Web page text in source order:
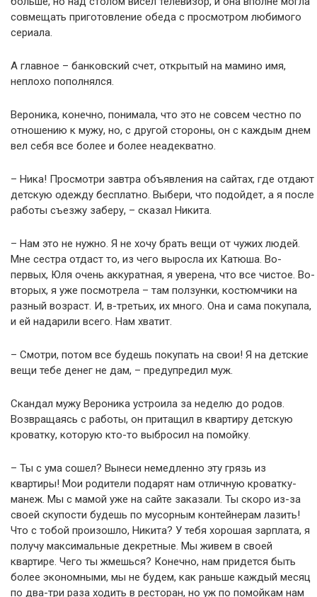
совмещать приготовление обеда с просмотром любимого
сериала.
А главное – банковский счет, открытый на мамино имя,
неплохо пополнялся.
Вероника, конечно, понимала, что это не совсем честно по
отношению к мужу, но, с другой стороны, он с каждым днем
вел себя все более и более неадекватно.
– Ника! Просмотри завтра объявления на сайтах, где отдают
детскую одежду бесплатно. Выбери, что подойдет, а я после
работы съезжу заберу, – сказал Никита.
– Нам это не нужно. Я не хочу брать вещи от чужих людей.
Мне сестра отдаст то, из чего выросла их Катюша. Во-
первых, Юля очень аккуратная, я уверена, что все чистое. Во-
вторых, я уже посмотрела – там ползунки, костюмчики на
разный возраст. И, в-третьих, их много. Она и сама покупала,
и ей надарили всего. Нам хватит.
– Смотри, потом все будешь покупать на свои! Я на детские
вещи тебе денег не дам, – предупредил муж.
Скандал мужу Вероника устроила за неделю до родов.
Возвращаясь с работы, он притащил в квартиру детскую
кроватку, которую кто-то выбросил на помойку.
– Ты с ума сошел? Вынеси немедленно эту грязь из
квартиры! Мои родители подарят нам отличную кроватку-
манеж. Мы с мамой уже на сайте заказали. Ты скоро из-за
своей скупости будешь по мусорным контейнерам лазить!
Что с тобой произошло, Никита? У тебя хорошая зарплата, я
получу максимальные декретные. Мы живем в своей
квартире. Чего ты жмешься? Конечно, нам придется быть
более экономными, мы не будем, как раньше каждый месяц
по два-три раза ходить в ресторан, но уж по помойкам нам